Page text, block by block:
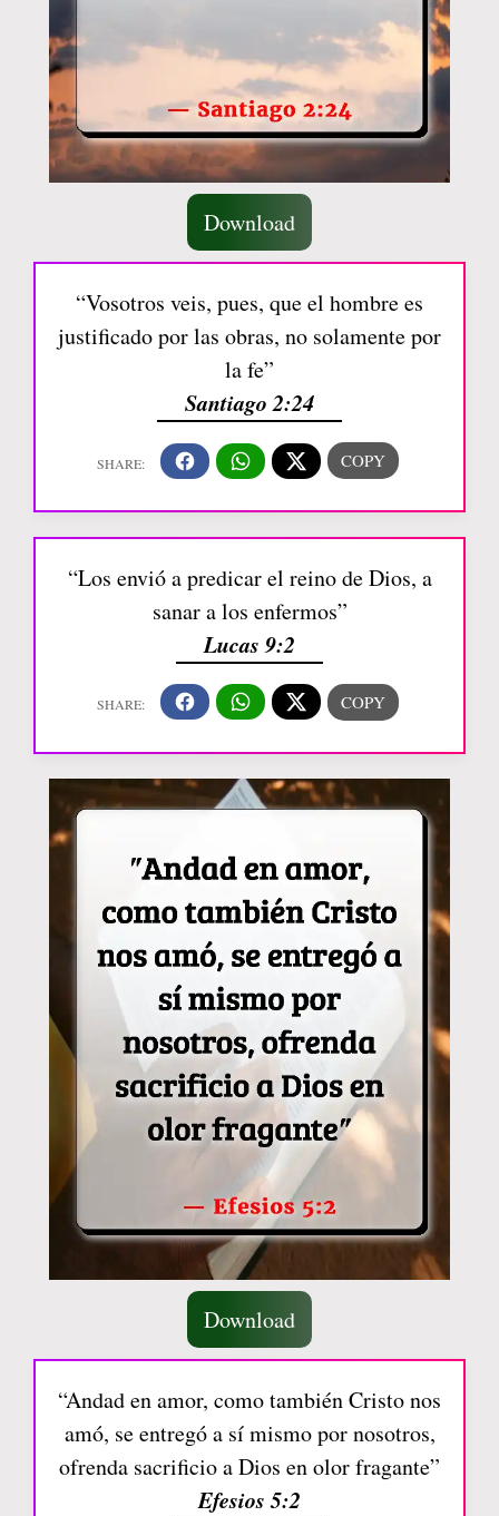
Download
“Vosotros veis, pues, que el hombre es
justificado por las obras, no solamente por
la fe”
Santiago 2:24
“Los envió a predicar el reino de Dios, a
sanar a los enfermos”
Lucas 9:2
Download
“Andad en amor, como también Cristo nos
amó, se entregó a sí mismo por nosotros,
ofrenda sacrificio a Dios en olor fragante”
Efesios 5:2